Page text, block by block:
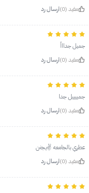
مفيد (0)
ارسال رد
جميل جداااً
مفيد (0)
ارسال رد
جمييييل جدا
مفيد (0)
ارسال رد
عطري بالجامعه ✌️يجنن
مفيد (0)
ارسال رد